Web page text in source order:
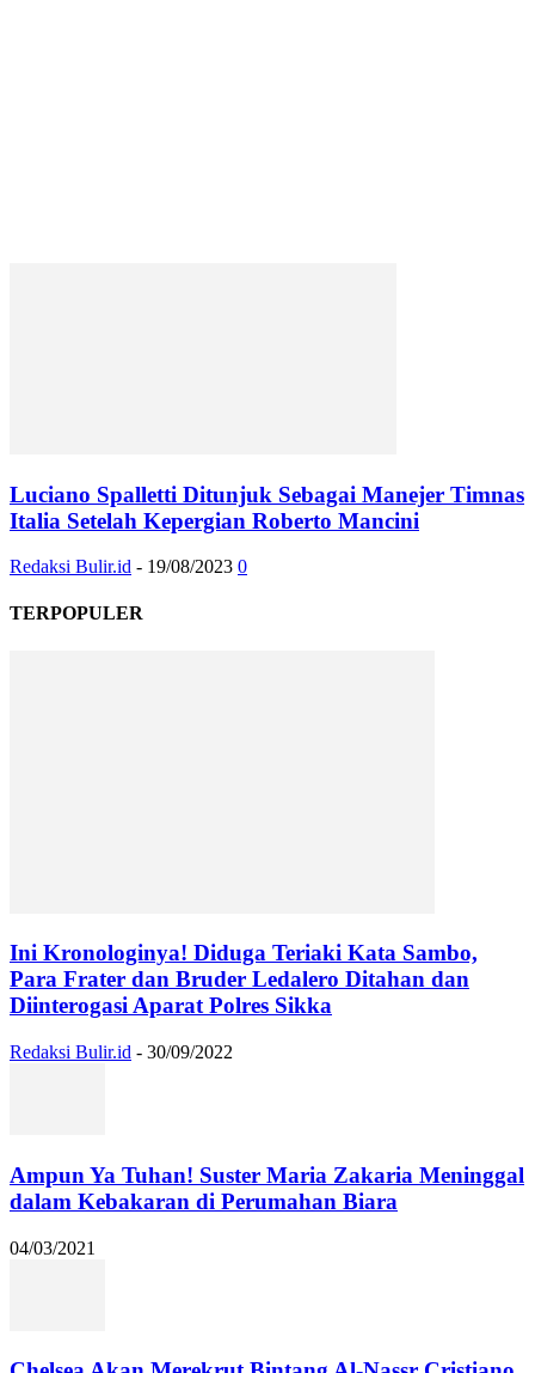
Luciano Spalletti Ditunjuk Sebagai Manejer Timnas
Italia Setelah Kepergian Roberto Mancini
Redaksi Bulir.id - 19/08/2023 0
TERPOPULER
Ini Kronologinya! Diduga Teriaki Kata Sambo,
Para Frater dan Bruder Ledalero Ditahan dan
Diinterogasi Aparat Polres Sikka
Redaksi Bulir.id - 30/09/2022
Ampun Ya Tuhan! Suster Maria Zakaria Meninggal
dalam Kebakaran di Perumahan Biara
04/03/2021